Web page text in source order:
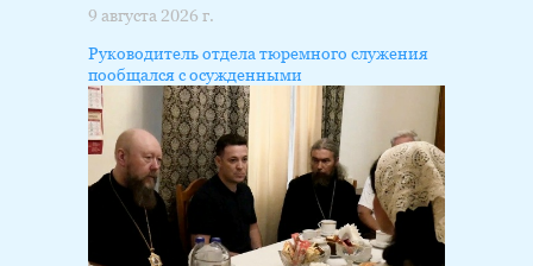
9 августа 2026 г.
Руководитель отдела тюремного служения
пообщался с осужденными